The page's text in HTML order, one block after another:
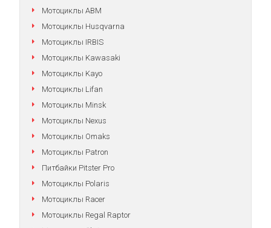
Мотоциклы АВМ
Мотоциклы Husqvarna
Мотоциклы IRBIS
Мотоциклы Kawasaki
Мотоциклы Kayo
Мотоциклы Lifan
Мотоциклы Minsk
Мотоциклы Nexus
Мотоциклы Omaks
Мотоциклы Patron
Питбайки Pitster Pro
Мотоциклы Polaris
Мотоциклы Racer
Мотоциклы Regal Raptor